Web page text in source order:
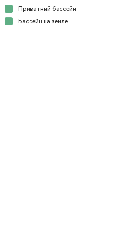
Приватный бассейн
Бассейн на земле